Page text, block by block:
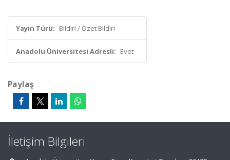
Yayın Türü: Bildiri / Özet Bildiri
Anadolu Üniversitesi Adresli: Evet
Paylaş
İletişim Bilgileri